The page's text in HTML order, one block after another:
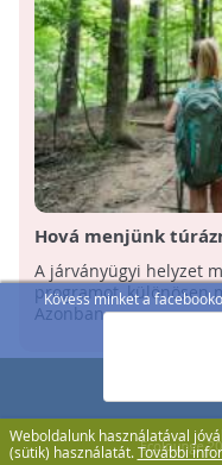
Kövess minket a
Weboldalunk használatával
(sütik) használatát.További
Hová menjünk
nyitva tartanak a
A járványügyi helyzet
programot, különösen
Azonban ...